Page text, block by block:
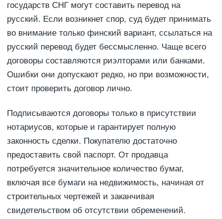
государств СНГ могут составить перевод на
русский. Если возникнет спор, суд будет принимать
во внимание только финский вариант, ссылаться на
русский перевод будет бессмысленно. Чаще всего
договоры составляются риэлторами или банками.
Ошибки они допускают редко, но при возможности,
стоит проверить договор лично.
Подписываются договоры только в присутствии
нотариусов, которые и гарантирует полную
законность сделки. Покупателю достаточно
предоставить свой паспорт. От продавца
потребуется значительное количество бумаг,
включая все бумаги на недвижимость, начиная от
строительных чертежей и заканчивая
свидетельством об отсутствии обременений.